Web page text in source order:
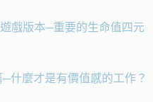
遊戲版本─重要的生命值四元
什麼才是有價值感的工作？